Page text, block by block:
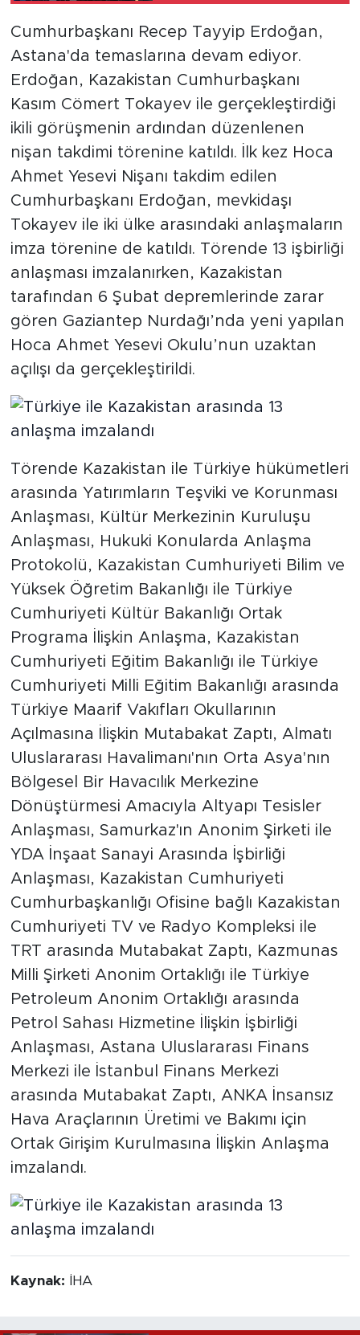
Cumhurbaşkanı Recep Tayyip Erdoğan,
Astana'da temaslarına devam ediyor.
Erdoğan, Kazakistan Cumhurbaşkanı
Kasım Cömert Tokayev ile gerçekleştirdiği
ikili görüşmenin ardından düzenlenen
nişan takdimi törenine katıldı. İlk kez Hoca
Ahmet Yesevi Nişanı takdim edilen
Cumhurbaşkanı Erdoğan, mevkidaşı
Tokayev ile iki ülke arasındaki anlaşmaların
imza törenine de katıldı. Törende 13 işbirliği
anlaşması imzalanırken, Kazakistan
tarafından 6 Şubat depremlerinde zarar
gören Gaziantep Nurdağı’nda yeni yapılan
Hoca Ahmet Yesevi Okulu’nun uzaktan
açılışı da gerçekleştirildi.
Törende Kazakistan ile Türkiye hükümetleri
arasında Yatırımların Teşviki ve Korunması
Anlaşması, Kültür Merkezinin Kuruluşu
Anlaşması, Hukuki Konularda Anlaşma
Protokolü, Kazakistan Cumhuriyeti Bilim ve
Yüksek Öğretim Bakanlığı ile Türkiye
Cumhuriyeti Kültür Bakanlığı Ortak
Programa İlişkin Anlaşma, Kazakistan
Cumhuriyeti Eğitim Bakanlığı ile Türkiye
Cumhuriyeti Milli Eğitim Bakanlığı arasında
Türkiye Maarif Vakıfları Okullarının
Açılmasına İlişkin Mutabakat Zaptı, Almatı
Uluslararası Havalimanı'nın Orta Asya'nın
Bölgesel Bir Havacılık Merkezine
Dönüştürmesi Amacıyla Altyapı Tesisler
Anlaşması, Samurkaz'ın Anonim Şirketi ile
YDA İnşaat Sanayi Arasında İşbirliği
Anlaşması, Kazakistan Cumhuriyeti
Cumhurbaşkanlığı Ofisine bağlı Kazakistan
Cumhuriyeti TV ve Radyo Kompleksi ile
TRT arasında Mutabakat Zaptı, Kazmunas
Milli Şirketi Anonim Ortaklığı ile Türkiye
Petroleum Anonim Ortaklığı arasında
Petrol Sahası Hizmetine İlişkin İşbirliği
Anlaşması, Astana Uluslararası Finans
Merkezi ile İstanbul Finans Merkezi
arasında Mutabakat Zaptı, ANKA İnsansız
Hava Araçlarının Üretimi ve Bakımı için
Ortak Girişim Kurulmasına İlişkin Anlaşma
imzalandı.
Kaynak: İHA